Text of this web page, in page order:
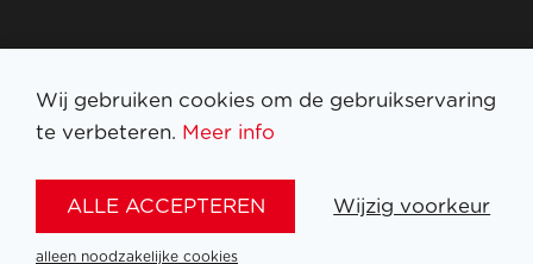
Inschrijven op nieuwsbrief
Wij gebruiken cookies om de gebruikservaring
te verbeteren. Meer info
ALLE ACCEPTEREN Wijzig voorkeur
alleen noodzakelijke cookies